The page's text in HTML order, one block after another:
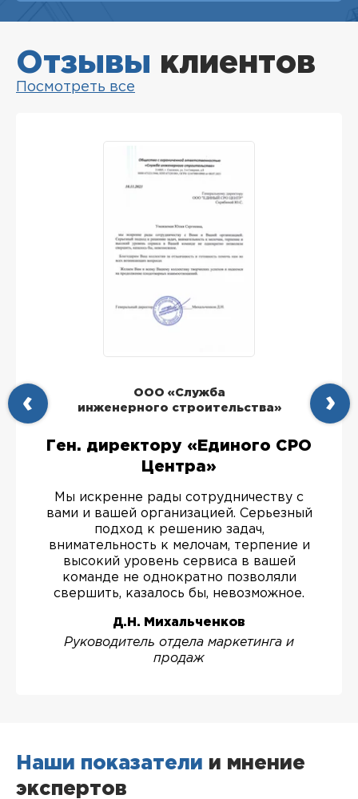
Отзывы клиентов
Посмотреть все
ООО «Служба
инженерного строительства»
Ген. директору «Единого СРО
Центра»
Мы искренне рады сотрудничеству с
вами и вашей организацией. Серьезный
подход к решению задач,
внимательность к мелочам, терпение и
высокий уровень сервиса в вашей
команде не однократно позволяли
свершить, казалось бы, невозможное.
Д.Н. Михальченков
Руководитель отдела маркетинга и
продаж
Наши показатели и мнение
экспертов